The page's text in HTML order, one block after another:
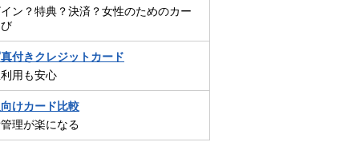
ン？特典？決済？女性のためのカー
び
付きクレジットカード
用も安心
けカード比較
理が楽になる